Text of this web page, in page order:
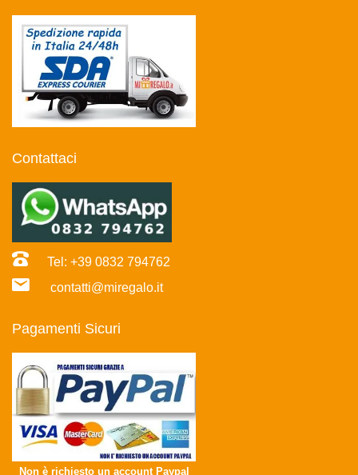
Contattaci
Tel: +39 0832 794762
contatti@miregalo.it
Pagamenti Sicuri
Non è richiesto un account Paypal